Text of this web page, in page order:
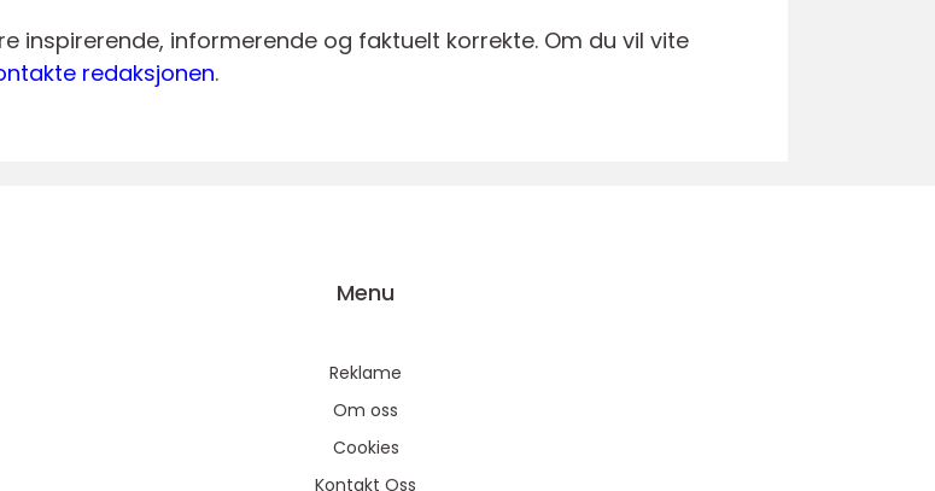
inspirerende, informerende og faktuelt korrekte. Om du vil vite
redaksjonen.
Menu
Reklame
Om oss
Cookies
Kontakt Oss